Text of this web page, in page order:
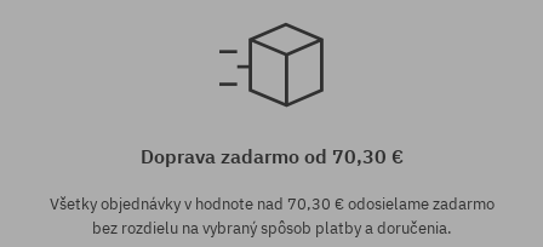
Doprava zadarmo od 70,30 €
Všetky objednávky v hodnote nad 70,30 € odosielame zadarmo
bez rozdielu na vybraný spôsob platby a doručenia.